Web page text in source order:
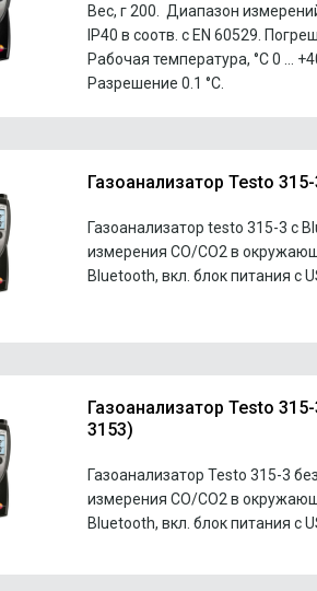
Вес, г 200. Диапазон
IP40 в соотв. с EN 60529.
Рабочая температура, °C 0 …
Разрешение 0.1 °C.
Газоанализатор Testo
Газоанализатор testo 315-3 c
измерения CO/CO2 в
Bluetooth, вкл. блок питания с
Газоанализатор Testo
3153)
Газоанализатор Testo 315-3
измерения CO/CO2 в
Bluetooth, вкл. блок питания с